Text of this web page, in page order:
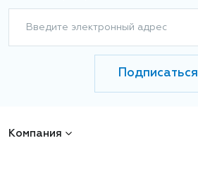
Введите электронный адрес
Подписаться
Компания